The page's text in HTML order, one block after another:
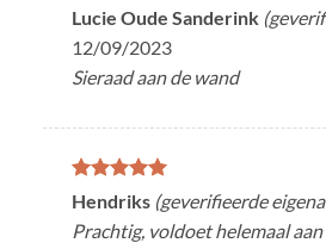
Gewaardeerd
5uit 5
Lucie Oude Sanderink
12/09/2023
Sieraad aan de wand
Gewaardeerd
5 uit 5
Hendriks (geverifieerde
Prachtig, voldoet helemaal